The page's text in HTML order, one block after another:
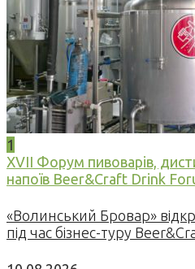
1
XVII Форум пивоварів,
напоїв Beer&Craft Drink
«Волинський Бровар»
під час бізнес-туру